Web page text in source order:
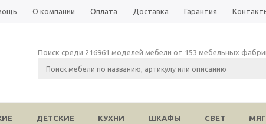
О компании Оплата Доставка Гарантия
Поиск среди 216961 моделей мебели от 153 мебельных
ДЕТСКИЕ КУХНИ ШКАФЫ СВЕТ